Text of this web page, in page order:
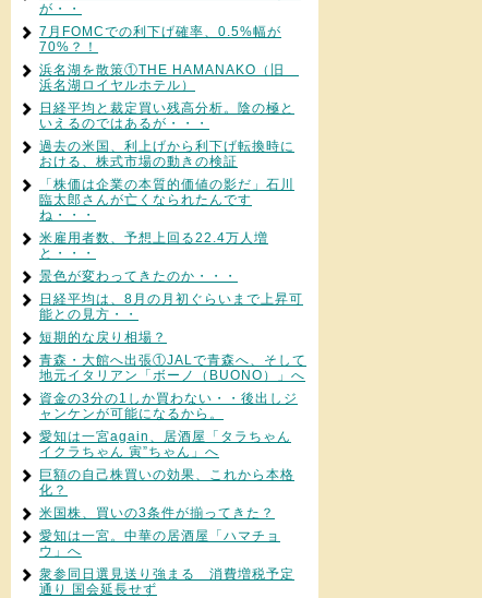
が・・
7月FOMCでの利下げ確率、0.5%幅が
70%？！
浜名湖を散策①THE HAMANAKO（旧
浜名湖ロイヤルホテル）
日経平均と裁定買い残高分析。陰の極と
いえるのではあるが・・・
過去の米国、利上げから利下げ転換時に
おける、株式市場の動きの検証
「株価は企業の本質的価値の影だ」石川
臨太郎さんが亡くなられたんです
ね・・・
米雇用者数、予想上回る22.4万人増
と・・・
景色が変わってきたのか・・・
日経平均は、8月の月初ぐらいまで上昇可
能との見方・・
短期的な戻り相場？
青森・大館へ出張①JALで青森へ、そして
地元イタリアン「ボーノ（BUONO）」へ
資金の3分の1しか買わない・・後出しジ
ャンケンが可能になるから。
愛知は一宮again、居酒屋「タラちゃん
イクラちゃん 寅”ちゃん」へ
巨額の自己株買いの効果、これから本格
化？
米国株、買いの3条件が揃ってきた？
愛知は一宮。中華の居酒屋「ハマチョ
ウ」へ
衆参同日選見送り強まる 消費増税予定
通り 国会延長せず